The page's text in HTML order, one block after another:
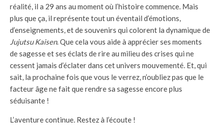
réalité, il a 29 ans au moment où l’histoire commence. Mais
plus que ça, il représente tout un éventail d’émotions,
d’enseignements, et de souvenirs qui colorent la dynamique de
Jujutsu Kaisen. Que cela vous aide à apprécier ses moments
de sagesse et ses éclats de rire au milieu des crises qui ne
cessent jamais d’éclater dans cet univers mouvementé. Et, qui
sait, la prochaine fois que vous le verrez, n’oubliez pas que le
facteur âge ne fait que rendre sa sagesse encore plus
séduisante !
L’aventure continue. Restez à l’écoute !